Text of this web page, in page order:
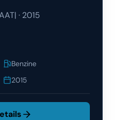
· 2015
Benzine
2015